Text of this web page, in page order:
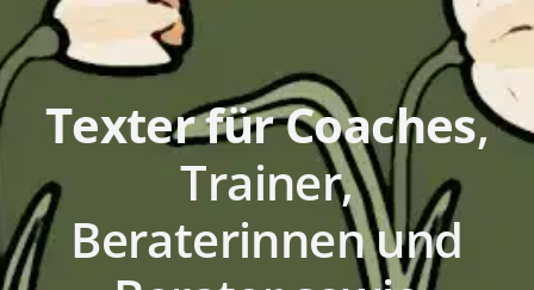
Texter für Coaches,
Trainer,
Beraterinnen und